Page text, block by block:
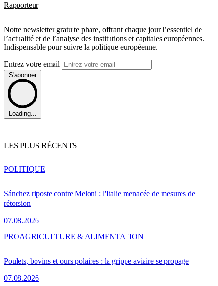
Rapporteur
Notre newsletter gratuite phare, offrant chaque jour l’essentiel de
l’actualité et de l’analyse des institutions et capitales européennes.
Indispensable pour suivre la politique européenne.
Entrez votre email
S'abonner
Loading...
LES PLUS RÉCENTS
Sánchez riposte contre Meloni : l'Italie menacée de mesures de
rétorsion
07.08.2026
POLITIQUE
Poulets, bovins et ours polaires : la grippe aviaire se propage
07.08.2026
PROAGRICULTURE & ALIMENTATION